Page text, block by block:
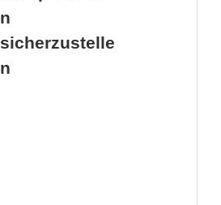
n
sicherzustelle
n